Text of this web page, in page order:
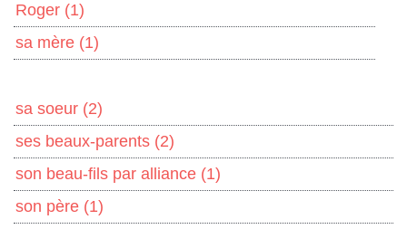
Roger (1)
sa mère (1)
sa soeur (2)
ses beaux-parents (2)
son beau-fils par alliance (1)
son père (1)